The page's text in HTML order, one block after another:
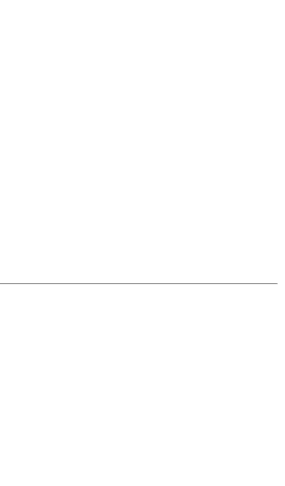
บริษัท บ้าน ที่ดิน คอนโด
างโอกาสในการขายได้มากกว่า ที่